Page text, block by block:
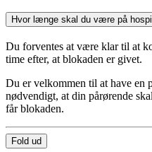
Hvor længe skal du være på
Du forventes at være klar til at
time efter, at blokaden er givet.
Du er velkommen til at have en
nødvendigt, at din pårørende
får blokaden.
Fold ud